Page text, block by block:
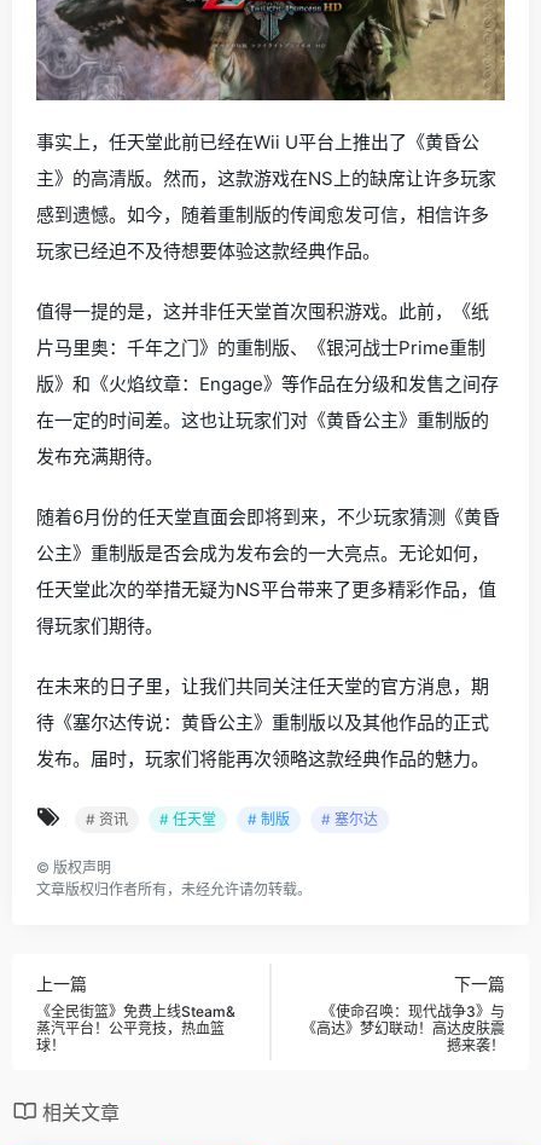
事实上，任天堂此前已经在Wii U平台上推出了《黄昏公
主》的高清版。然而，这款游戏在NS上的缺席让许多玩家
感到遗憾。如今，随着重制版的传闻愈发可信，相信许多
玩家已经迫不及待想要体验这款经典作品。
值得一提的是，这并非任天堂首次囤积游戏。此前，《纸
片马里奥：千年之门》的重制版、《银河战士Prime重制
版》和《火焰纹章：Engage》等作品在分级和发售之间存
在一定的时间差。这也让玩家们对《黄昏公主》重制版的
发布充满期待。
随着6月份的任天堂直面会即将到来，不少玩家猜测《黄昏
公主》重制版是否会成为发布会的一大亮点。无论如何，
任天堂此次的举措无疑为NS平台带来了更多精彩作品，值
得玩家们期待。
在未来的日子里，让我们共同关注任天堂的官方消息，期
待《塞尔达传说：黄昏公主》重制版以及其他作品的正式
发布。届时，玩家们将能再次领略这款经典作品的魅力。
# 资讯 # 任天堂 # 制版 # 塞尔达
© 版权声明
文章版权归作者所有，未经允许请勿转载。
上一篇
《全民街篮》免费上线Steam&
蒸汽平台！公平竞技，热血篮
球！
下一篇
《使命召唤：现代战争3》与
《高达》梦幻联动！高达皮肤震
撼来袭！
相关文章